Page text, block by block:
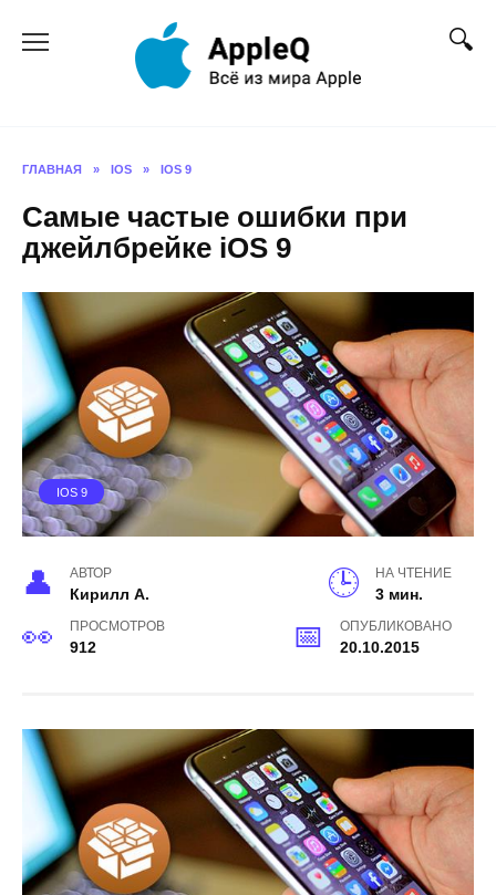
ГЛАВНАЯ » IOS » IOS 9
Самые частые ошибки при
джейлбрейке iOS 9
IOS 9
АВТОР
Кирилл А.
НА ЧТЕНИЕ
3 мин.
ПРОСМОТРОВ
912
ОПУБЛИКОВАНО
20.10.2015